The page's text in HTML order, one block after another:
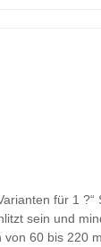
für 1
sein und
60 bis 220